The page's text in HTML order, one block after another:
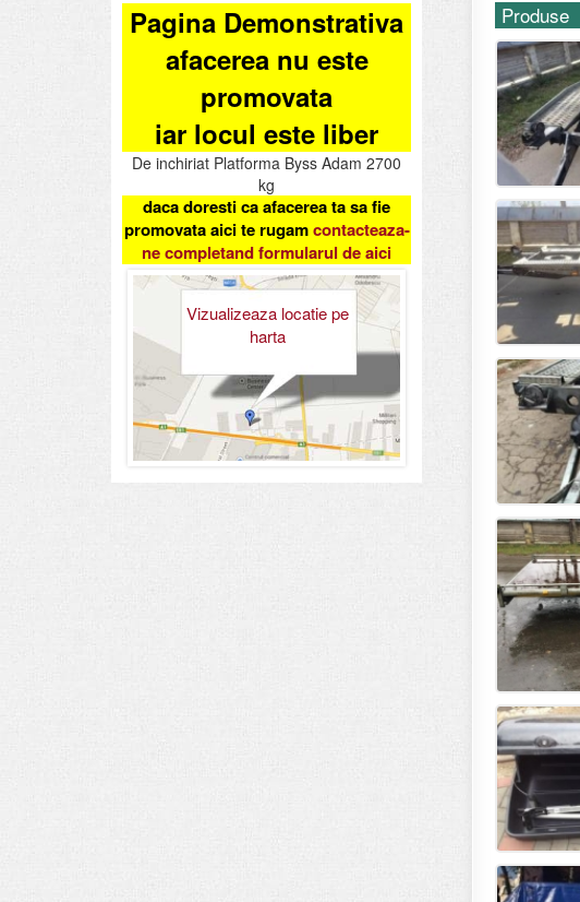
Pagina Demonstrativa
afacerea nu este
promovata
iar locul este liber
De inchiriat Platforma Byss Adam 2700
kg
daca doresti ca afacerea ta sa fie
promovata aici te rugamcontacteaza-
ne completand formularul de aici
Vizualizeaza locatie pe
harta
Produse